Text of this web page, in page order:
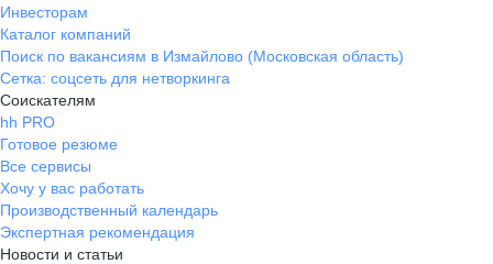
Инвесторам
Каталог компаний
Поиск по вакансиям в Измайлово (Московская область)
Сетка: соцсеть для нетворкинга
Соискателям
hh PRO
Готовое резюме
Все сервисы
Хочу у вас работать
Производственный календарь
Экспертная рекомендация
Новости и статьи